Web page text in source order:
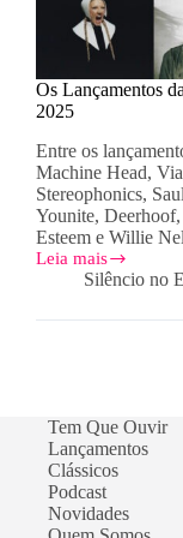
Os Lançamentos
2025
Entre os
Machine Head,
Stereophonics,
Younite,
Esteem e Willie
Leia mais
Os
Lançamentos
abril
de
2025
Silêncio no
Tem Que Ouvir
Lançamentos
Clássicos
Podcast
Novidades